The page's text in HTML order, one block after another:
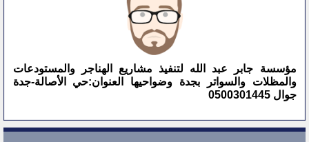
مؤسسة جابر عبد الله لتنفيذ مشاريع الهناجر والمستودعات
والمظلات والسواتر بجدة وضواحيها العنوان:حي الأصالة-جدة
جوال 0500301445